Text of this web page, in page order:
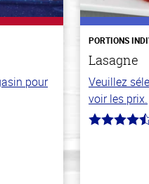
pour
PORTIONS
Lasagne
Veuillez
voir les prix.
4.3